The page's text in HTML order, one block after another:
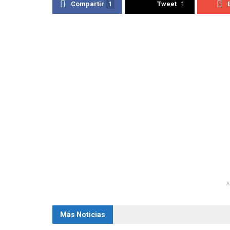
Compartir 1 Tweet 1
Más Noticias